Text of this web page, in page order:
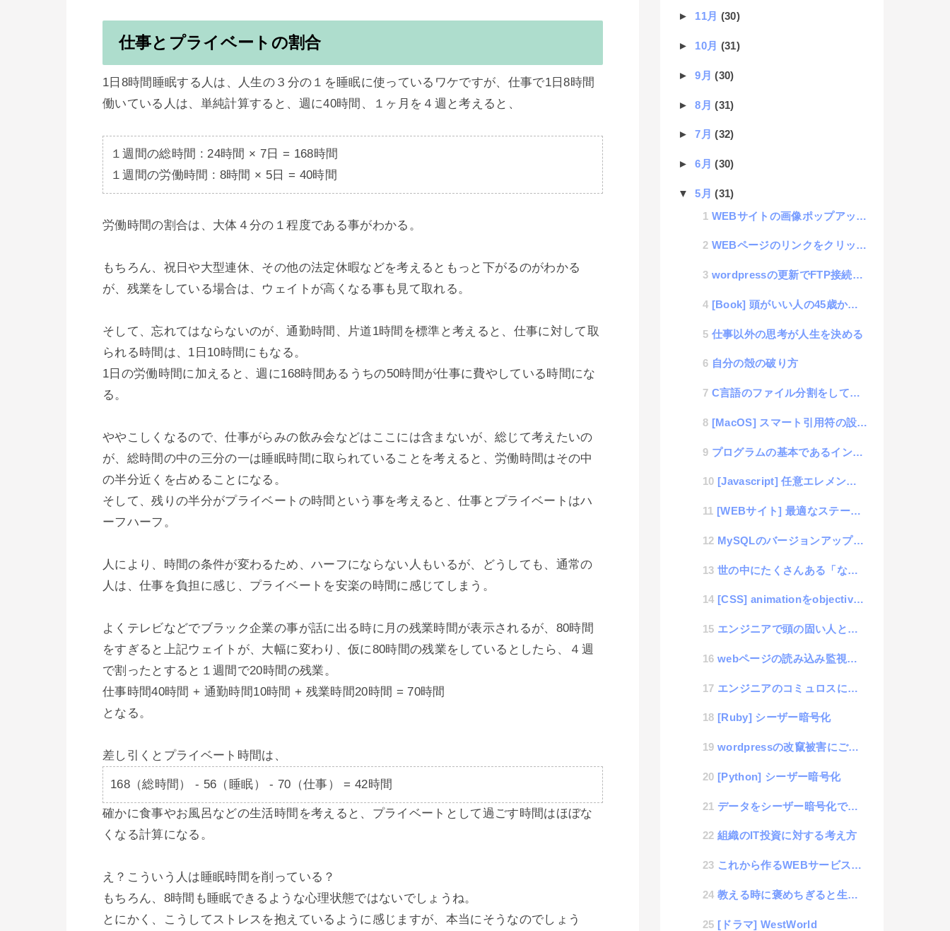
仕事とプライベートの割合
1日8時間睡眠する人は、人生の３分の１を睡眠に使っているワケですが、仕事で1日8時間
働いている人は、単純計算すると、週に40時間、１ヶ月を４週と考えると、
１週間の総時間 : 24時間 × 7日 = 168時間
１週間の労働時間 : 8時間 × 5日 = 40時間
労働時間の割合は、大体４分の１程度である事がわかる。
もちろん、祝日や大型連休、その他の法定休暇などを考えるともっと下がるのがわかる
が、残業をしている場合は、ウェイトが高くなる事も見て取れる。
そして、忘れてはならないのが、通勤時間、片道1時間を標準と考えると、仕事に対して取
られる時間は、1日10時間にもなる。
1日の労働時間に加えると、週に168時間あるうちの50時間が仕事に費やしている時間にな
る。
ややこしくなるので、仕事がらみの飲み会などはここには含まないが、総じて考えたいの
が、総時間の中の三分の一は睡眠時間に取られていることを考えると、労働時間はその中
の半分近くを占めることになる。
そして、残りの半分がプライベートの時間という事を考えると、仕事とプライベートはハ
ーフハーフ。
人により、時間の条件が変わるため、ハーフにならない人もいるが、どうしても、通常の
人は、仕事を負担に感じ、プライベートを安楽の時間に感じてしまう。
よくテレビなどでブラック企業の事が話に出る時に月の残業時間が表示されるが、80時間
をすぎると上記ウェイトが、大幅に変わり、仮に80時間の残業をしているとしたら、４週
で割ったとすると１週間で20時間の残業。
仕事時間40時間 + 通勤時間10時間 + 残業時間20時間 = 70時間
となる。
168（総時間） - 56（睡眠） - 70（仕事） = 42時間
確かに食事やお風呂などの生活時間を考えると、プライベートとして過ごす時間はほぼな
くなる計算になる。
え？こういう人は睡眠時間を削っている？
もちろん、8時間も睡眠できるような心理状態ではないでしょうね。
とにかく、こうしてストレスを抱えているように感じますが、本当にそうなのでしょう
► 11月 (30)
► 10月 (31)
►9月(30)
►8月(31)
►7月(32)
►6月(30)
▼5月(31)
WEBサイトの画像ポップアップツール「Pictune」
WEBページのリンクをクリックした時に、任意の箇所だけ、ページ遷移しなくさせるいくつかの方法
wordpressの更新でFTP接続を求められたら・・・
[Book] 頭がいい人の45歳からの習慣術
仕事以外の思考が人生を決める
自分の殻の破り方
C言語のファイル分割をしてヘッダファイルの記述方法がようやく理解できた。
[MacOS] スマート引用符の設定はデフォルトが使いづらいのでソッコーで変更すべし
プログラムの基本であるインデント
[Javascript] 任意エレメントから上位階層を検索するスニペット
[WEBサイト] 最適なステージング環境の作り方と考え方
MySQLのバージョンアップに失敗した時の話
世の中にたくさんある「なんちゃらシンキング」10個集めてみたよ
[CSS] animationをobjectiveに使う方法
エンジニアで頭の固い人と柔軟な人の差
webページの読み込み監視を考える
エンジニアのコミュロスについて考える
[Ruby] シーザー暗号化
wordpressの改竄被害にご用心
[Python] シーザー暗号化
データをシーザー暗号化でまあまあセキュアな通信を行えるJSとPHPの互換コードを作ったよ
組織のIT投資に対する考え方
これから作るWEBサービスの成長過程を考える
教える時に褒めちぎると生徒や部下は伸びやすい
[ドラマ] WestWorld